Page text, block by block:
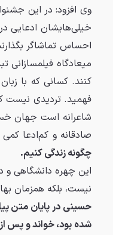
وی افزود: در این
خیلی‌هایشان ادعایی
احساس تماشاگر
میعادگاه فیلمسازانی
کنند. کسانی که با
فهمید. تردیدی نیست
شاعرانه است جهان
صادقانه و کم‌ادعا کمی
چگونه زندگی کنیم.
این چهره‌ دانشگاهی و
نیست، بلکه همزمان
حسینی در پایان متن
شده بود، خواند و پس